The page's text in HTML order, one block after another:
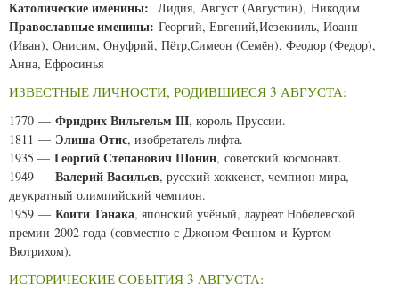
Католические именины: Лидия, Август (Августин), Никодим
Православные именины: Георгий, Евгений,Иезекииль, Иоанн
(Иван), Онисим, Онуфрий, Пётр,Симеон (Семён), Феодор (Федор),
Анна, Ефросинья
ИЗВЕСТНЫЕ ЛИЧНОСТИ, РОДИВШИЕСЯ 3 АВГУСТА:
1770 — Фридрих Вильгельм III, король Пруссии.
1811 — Элиша Отис, изобретатель лифта.
1935 — Георгий Степанович Шонин, советский космонавт.
1949 — Валерий Васильев, русский хоккеист, чемпион мира,
двукратный олимпийский чемпион.
1959 — Коити Танака, японский учёный, лауреат Нобелевской
премии 2002 года (совместно с Джоном Фенном и Куртом
Вютрихом).
ИСТОРИЧЕСКИЕ СОБЫТИЯ 3 АВГУСТА: